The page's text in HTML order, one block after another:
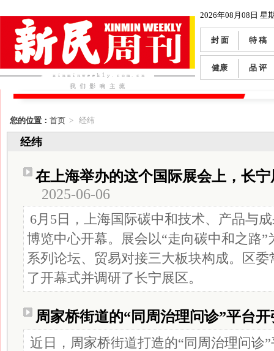
2026年08月08日 星
封 面 特 稿
健康 品 评
您的位置： 首页 > 经纬
经纬
在上海举办的这个国际展会上，长
2025-06-06
6月5日，上海国际碳中和技术、产品与
博览中心开幕。展会以“走向碳中和之路
系列论坛、贸易对接三大板块构成。区
了开幕式并调研了长宁展区。
周家桥街道的“同周治理问诊”平台
近日，周家桥街道打造的“同周治理问诊